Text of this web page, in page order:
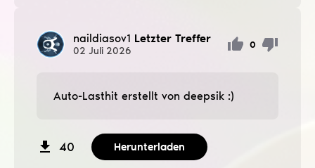
naildiasov1 Letzter Treffer
02 Juli 2026
0
Auto-Lasthit erstellt von deepsik :)
40 Herunterladen